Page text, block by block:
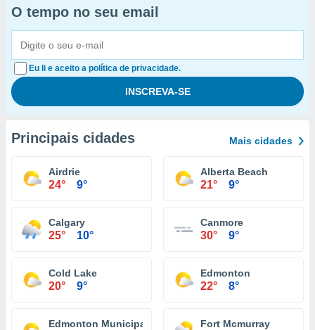
O tempo no seu email
Eu li e aceito a política de privacidade.
Principais cidades Mais cidades
Airdrie
24° 9°
Alberta Beach
21° 9°
Calgary
25° 10°
Canmore
30° 9°
Cold Lake
20° 9°
Edmonton
22° 8°
Edmonton Municipal Alta. Fort Mcmurray